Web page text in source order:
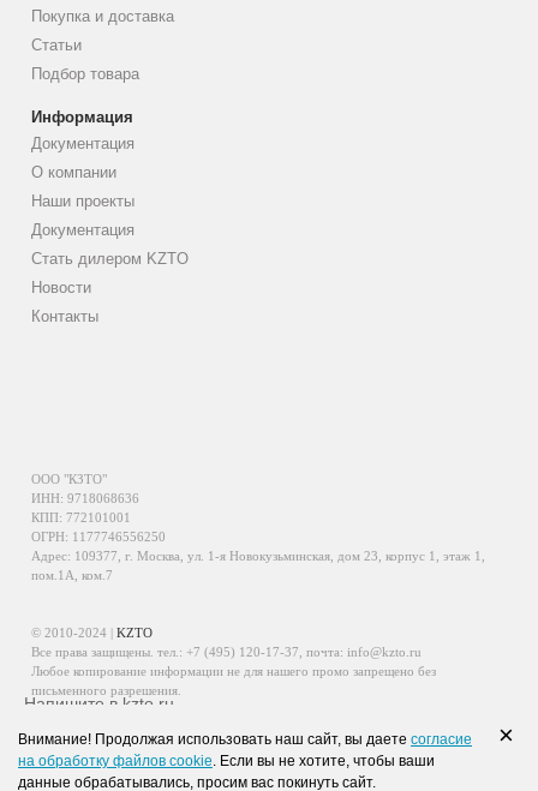
Покупка и доставка
Статьи
Подбор товара
Информация
Документация
О компании
Наши проекты
Документация
Стать дилером KZTO
Новости
Контакты
ООО "КЗТО"
ИНН: 9718068636
КПП: 772101001
ОГРН: 1177746556250
Адрес: 109377, г. Москва, ул. 1-я Новокузьминская, дом 23, корпус 1, этаж 1,
пом.1А, ком.7
© 2010-2024 |KZTO
Все права защищены. тел.: +7 (495) 120-17-37 , почта: info@kzto.ru
Любое копирование информации не для нашего промо запрещено без
письменного разрешения.
Информация, размещенная на сайте, не является публичной офертой.
Политика обработки персональных данных
Политика конфиденциальности персональных данных
Напишите в kzto.ru
×
Внимание! Продолжая использовать наш сайт, вы даете согласие
на обработку файлов cookie. Если вы не хотите, чтобы ваши
данные обрабатывались, просим вас покинуть сайт.